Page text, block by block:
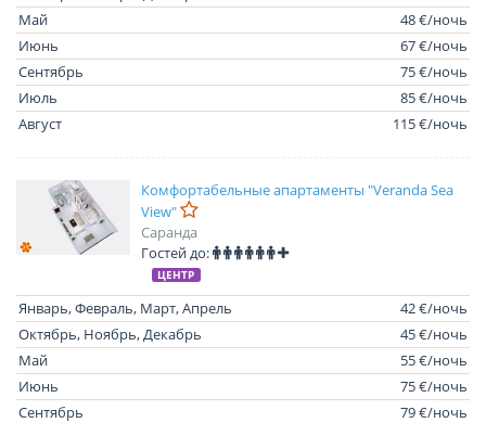
Май
48 €/ночь
Июнь
67 €/ночь
Сентябрь
75 €/ночь
Июль
85 €/ночь
Август
115 €/ночь
Комфортабельные апартаменты "Veranda Sea
View"
Саранда
Гостей до:
ЦЕНТР
Январь, Февраль, Март, Апрель
42 €/ночь
Октябрь, Ноябрь, Декабрь
45 €/ночь
Май
55 €/ночь
Июнь
75 €/ночь
Сентябрь
79 €/ночь